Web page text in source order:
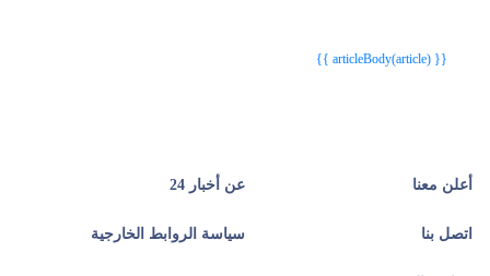
{{ articleBody(article) }}
أعلن معنا عن أخبار 24
اتصل بنا سياسة الروابط الخارجية